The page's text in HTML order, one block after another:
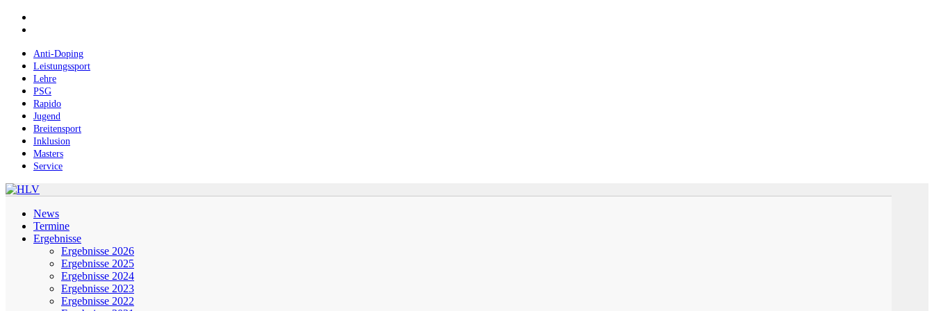
Skip
contentAnti-Doping
Leistungssport
Lehre
PSG
Rapido
Jugend
Breitensport
Inklusion
Masters
Service
News
Termine
Ergebnisse
Ergebnisse 2026
Ergebnisse 2025
Ergebnisse 2024
Ergebnisse 2023
Ergebnisse 2022